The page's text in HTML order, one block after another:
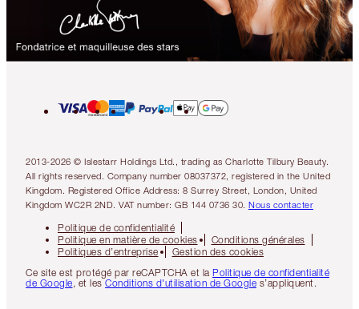
2013-2026 © Islestarr Holdings Ltd., trading as Charlotte Tilbury Beauty.
All rights reserved. Company number 08037372, registered in the United
Kingdom. Registered Office Address: 8 Surrey Street, London, United
Kingdom WC2R 2ND. VAT number: GB 144 0736 30. Nous contacter
Politique de confidentialité
Politique en matière de cookies
Conditions générales
Politiques d’entreprise
Gestion des cookies
Ce site est protégé par reCAPTCHA et la Politique de confidentialité
de Google, et les Conditions d'utilisation de Google s’appliquent.